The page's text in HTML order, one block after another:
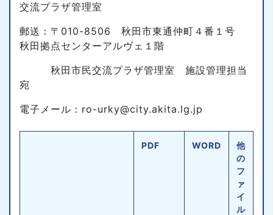
交流プラザ管理室
郵送：〒010-8506 秋田市東通仲町４番１号
秋田拠点センターアルヴェ１階
秋田市民交流プラザ管理室 施設管理担当
宛
電子メール：ro-urky@city.akita.lg.jp
PDF WORD
他
の
フ
ァ
イ
ル